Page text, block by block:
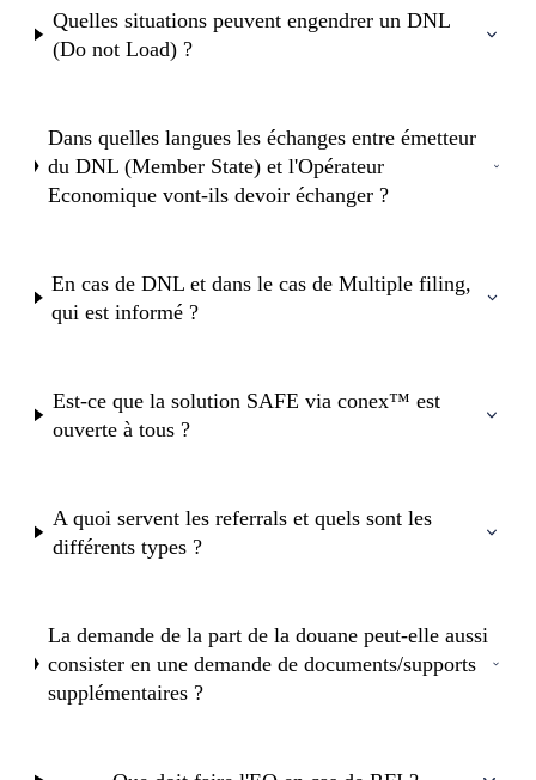
Quelles situations peuvent engendrer un DNL
(Do not Load) ?
Dans quelles langues les échanges entre émetteur
du DNL (Member State) et l'Opérateur
Economique vont-ils devoir échanger ?
En cas de DNL et dans le cas de Multiple filing,
qui est informé ?
Est-ce que la solution SAFE via conex™ est
ouverte à tous ?
A quoi servent les referrals et quels sont les
différents types ?
La demande de la part de la douane peut-elle aussi
consister en une demande de documents/supports
supplémentaires ?